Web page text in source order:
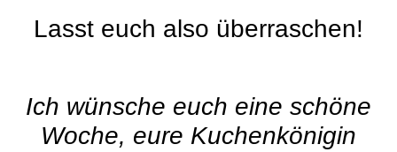
Lasst euch also überraschen!
Ich wünsche euch eine schöne
Woche, eure Kuchenkönigin